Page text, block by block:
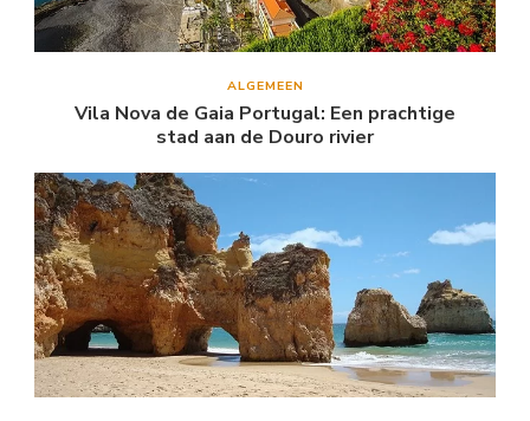
ALGEMEEN
Vila Nova de Gaia Portugal: Een prachtige
stad aan de Douro rivier